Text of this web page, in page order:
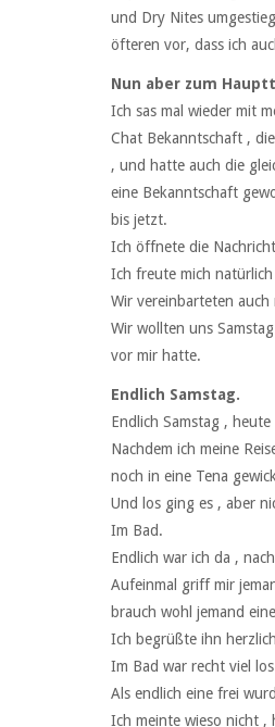
und Dry Nites
öfteren vor, dass ich
Nun aber zum
Ich sas mal wieder mit
Chat Bekanntschaft ,
, und hatte auch die
eine Bekanntschaft
bis jetzt.
Ich öffnete die
Ich freute mich
Wir vereinbarteten
Wir wollten uns
vor mir hatte.
Endlich Samstag.
Endlich Samstag ,
Nachdem ich meine
noch in eine Tena
Und los ging es , aber
Im Bad.
Endlich war ich da ,
Aufeinmal griff mir
brauch wohl jemand
Ich begrüßte ihn
Im Bad war recht viel
Als endlich eine frei
Ich meinte wieso nicht ,